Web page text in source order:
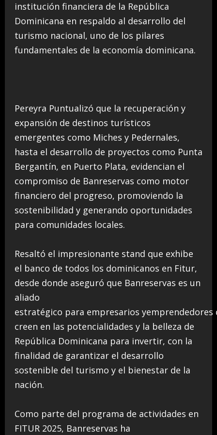
institución financiera de la República
Dominicana en respaldo al desarrollo del
turismo nacional, uno de los pilares
fundamentales de la economía dominicana.
Pereyra Puntualizó que la recuperación y
expansión de destinos turísticos
emergentes como Miches y Pedernales,
hasta el desarrollo de proyectos como Punta
Bergantín, en Puerto Plata, evidencian el
compromiso de Banreservas como motor
financiero del progreso, promoviendo la
sostenibilidad y generando oportunidades
para comunidades locales.
Resaltó el impresionante stand que exhibe
el banco de todos los dominicanos en Fitur,
desde donde aseguró que Banreservas es un
aliado
estratégico para empresarios yemprendedores
creen en las potencialidades y la belleza de
República Dominicana para invertir, con la
finalidad de garantizar el desarrollo
sostenible del turismo y el bienestar de la
nación.
Como parte del programa de actividades en
FITUR 2025, Banreservas ha